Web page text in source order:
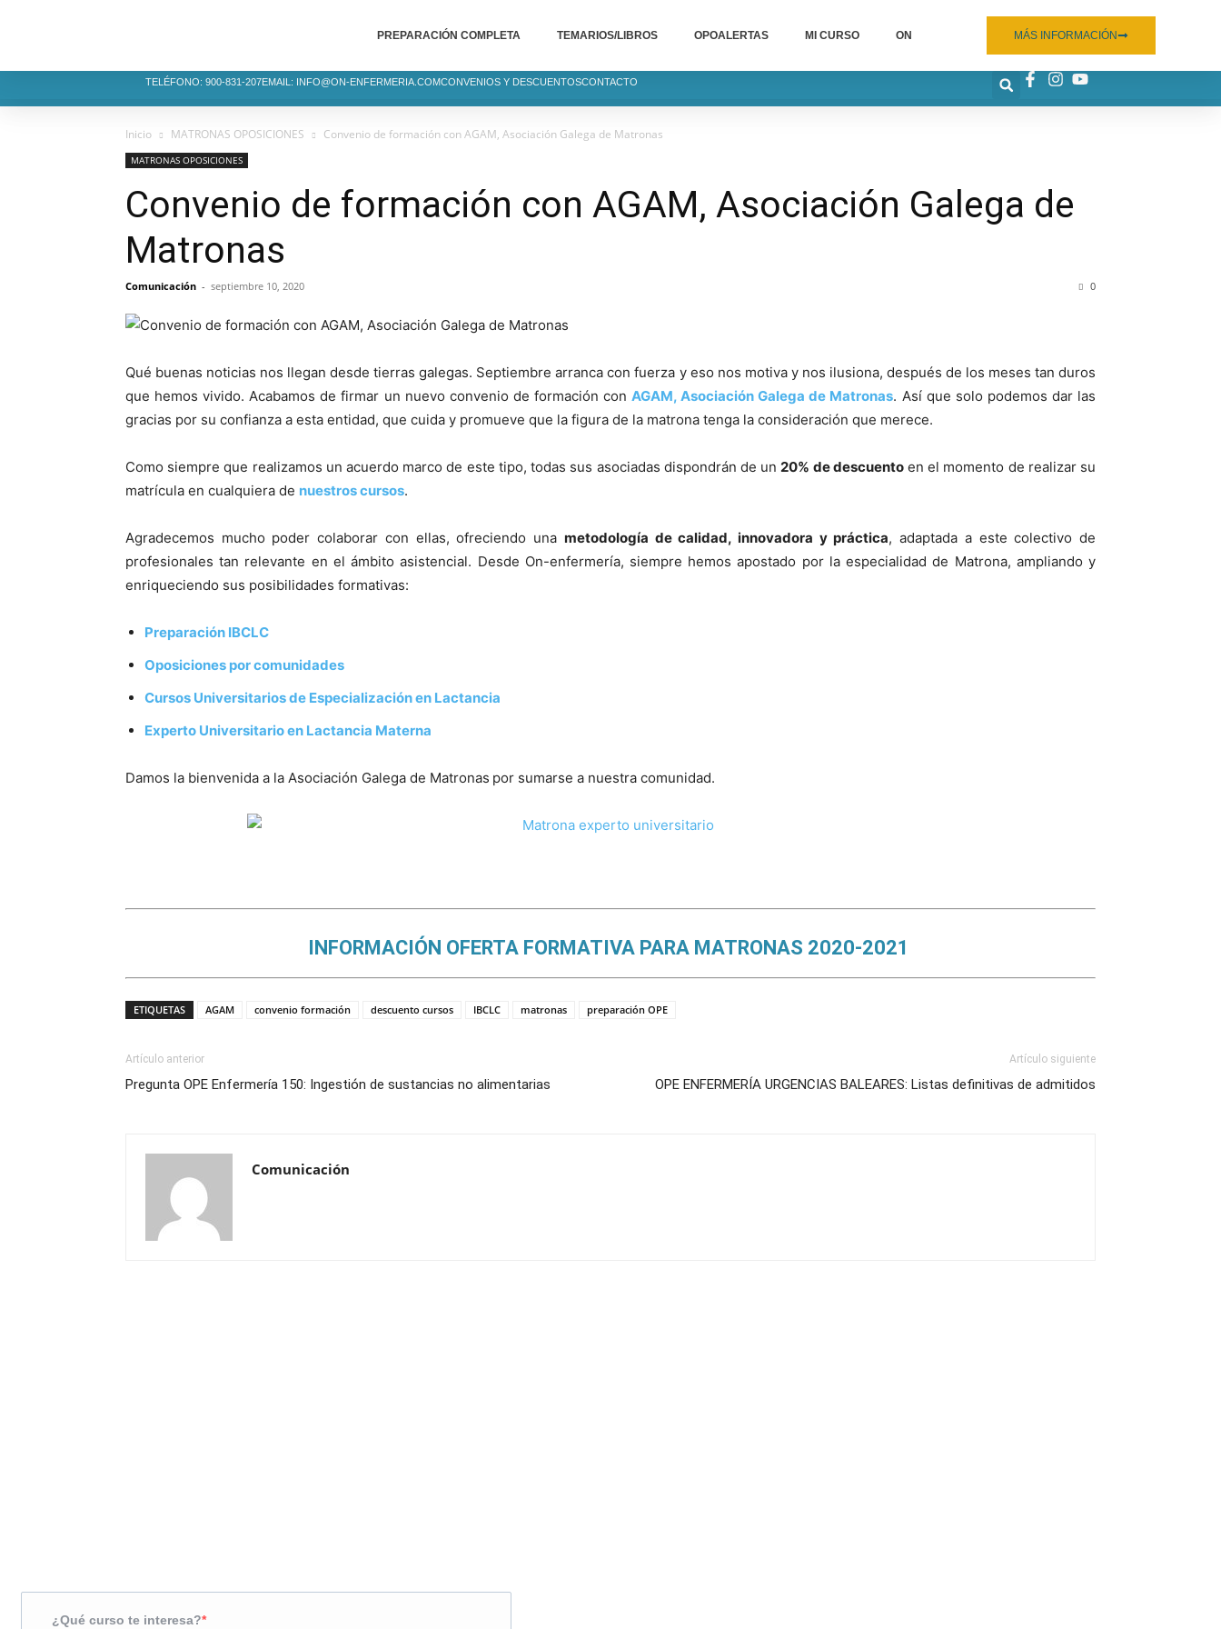
PREPARACIÓN COMPLETA TEMARIOS/LIBROS OPOALERTAS MI CURSO ON MÁS INFORMACIÓN
TELÉFONO: 900-831-207EMAIL: INFO@ON-ENFERMERIA.COMCONVENIOS Y DESCUENTOSCONTACTO
Inicio MATRONAS OPOSICIONES Convenio de formación con AGAM, Asociación Galega de Matronas
MATRONAS OPOSICIONES
Convenio de formación con AGAM, Asociación Galega de
Matronas
Comunicación - septiembre 10, 2020 0
Qué buenas noticias nos llegan desde tierras galegas. Septiembre arranca con fuerza y eso nos motiva y nos ilusiona, después de los meses tan duros
que hemos vivido. Acabamos de firmar un nuevo convenio de formación conAGAM, Asociación Galega de Matronas. Así que solo podemos dar las
gracias por su confianza a esta entidad, que cuida y promueve que la figura de la matrona tenga la consideración que merece.
Como siempre que realizamos un acuerdo marco de este tipo, todas sus asociadas dispondrán de un20% de descuentoen el momento de realizar su
matrícula en cualquiera de nuestros cursos.
Agradecemos mucho poder colaborar con ellas, ofreciendo una metodología de calidad, innovadora y práctica, adaptada a este colectivo de
profesionales tan relevante en el ámbito asistencial. Desde On-enfermería, siempre hemos apostado por la especialidad de Matrona, ampliando y
enriqueciendo sus posibilidades formativas:
Preparación IBCLC
Oposiciones por comunidades
Cursos Universitarios de Especialización en Lactancia
Experto Universitario en Lactancia Materna
Damos la bienvenida a la Asociación Galega de Matronas por sumarse a nuestra comunidad.
INFORMACIÓN OFERTA FORMATIVA PARA MATRONAS 2020-2021
ETIQUETAS AGAM convenio formación descuento cursos IBCLC matronas preparación OPE
Artículo anterior
Pregunta OPE Enfermería 150: Ingestión de sustancias no alimentarias
Artículo siguiente
OPE ENFERMERÍA URGENCIAS BALEARES: Listas definitivas de admitidos
Comunicación
¿Qué curso te interesa?